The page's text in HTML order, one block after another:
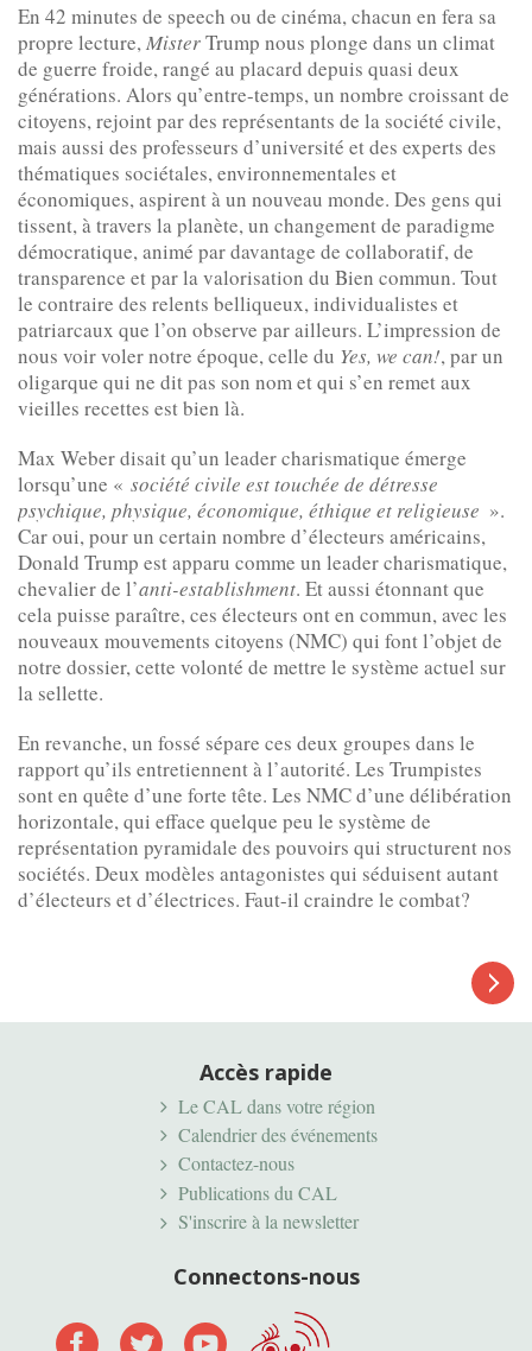
En 42 minutes de speech ou de cinéma, chacun en fera sa
propre lecture, MisterTrump nous plonge dans un climat
de guerre froide, rangé au placard depuis quasi deux
générations. Alors qu’entre-temps, un nombre croissant de
citoyens, rejoint par des représentants de la société civile,
mais aussi des professeurs d’université et des experts des
thématiques sociétales, environnementales et
économiques, aspirent à un nouveau monde. Des gens qui
tissent, à travers la planète, un changement de paradigme
démocratique, animé par davantage de collaboratif, de
transparence et par la valorisation du Bien commun. Tout
le contraire des relents belliqueux, individualistes et
patriarcaux que l’on observe par ailleurs. L’impression de
nous voir voler notre époque, celle du Yes, we can!, par un
oligarque qui ne dit pas son nom et qui s’en remet aux
vieilles recettes est bien là.
Max Weber disait qu’un leader charismatique émerge
lorsqu’une « société civile est touchée de détresse
psychique, physique, économique, éthique et religieuse ».
Car oui, pour un certain nombre d’électeurs américains,
Donald Trump est apparu comme un leader charismatique,
chevalier de l’anti-establishment. Et aussi étonnant que
cela puisse paraître, ces électeurs ont en commun, avec les
nouveaux mouvements citoyens (NMC) qui font l’objet de
notre dossier, cette volonté de mettre le système actuel sur
la sellette.
En revanche, un fossé sépare ces deux groupes dans le
rapport qu’ils entretiennent à l’autorité. Les Trumpistes
sont en quête d’une forte tête. Les NMC d’une délibération
horizontale, qui efface quelque peu le système de
représentation pyramidale des pouvoirs qui structurent nos
sociétés. Deux modèles antagonistes qui séduisent autant
d’électeurs et d’électrices. Faut-il craindre le combat?
Article
suivant
Accès rapide
Le CAL dans votre région
Calendrier des événements
Contactez-nous
Publications du CAL
S'inscrire à la newsletter
Connectons-nous